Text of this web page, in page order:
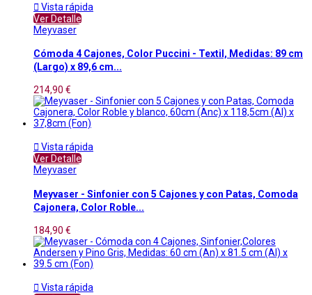
 Vista rápida
Ver Detalle
Meyvaser
Cómoda 4 Cajones, Color Puccini - Textil, Medidas: 89 cm
(Largo) x 89,6 cm...
214,90 €
 Vista rápida
Ver Detalle
Meyvaser
Meyvaser - Sinfonier con 5 Cajones y con Patas, Comoda
Cajonera, Color Roble...
184,90 €
 Vista rápida